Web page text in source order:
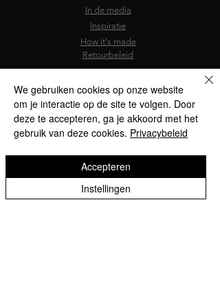
In de media
Inspiratie
How it's made
Retourbeleid
We gebruiken cookies op onze website
om je interactie op de site te volgen. Door
deze te accepteren, ga je akkoord met het
gebruik van deze cookies. Privacybeleid
Instellingen
Accepteren